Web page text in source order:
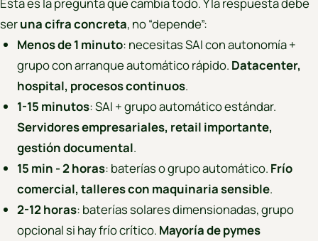
seruna cifra concreta, no “depende”:
Menos de 1 minuto: necesitas SAI con autonomía +
grupo con arranque automático rápido. Datacenter,
hospital, procesos continuos.
1-15 minutos: SAI + grupo automático estándar.
Servidores empresariales, retail importante,
gestión documental.
15 min - 2 horas: baterías o grupo automático. Frío
comercial, talleres con maquinaria sensible.
2-12 horas: baterías solares dimensionadas, grupo
opcional si hay frío crítico. Mayoría de pymes